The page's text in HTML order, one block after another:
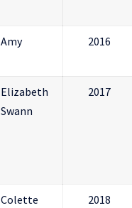
Amy 2016
Elizabeth
Swann
2017
Colette 2018